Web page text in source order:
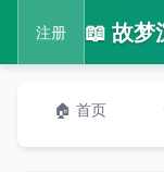
注册
🏠 首页